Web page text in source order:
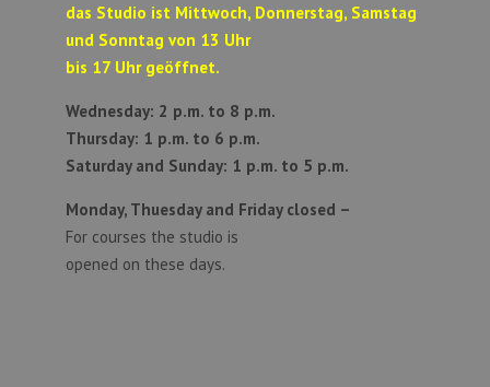
das Studio ist Mittwoch, Donnerstag, Samstag
und Sonntag von 13 Uhr
bis 17 Uhr geöffnet.
Wednesday: 2 p.m. to 8 p.m.
Thursday: 1 p.m. to 6 p.m.
Saturday and Sunday: 1 p.m. to 5 p.m.
Monday, Thuesday and Friday closed –
For courses the studio is
opened on these days.